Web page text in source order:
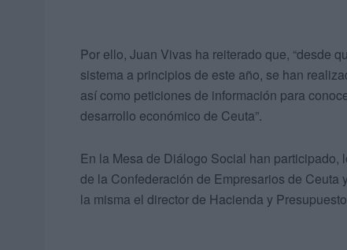
Por ello, Juan Vivas ha reiterado que, “desde
sistema a principios de este año, se han
así como peticiones de información para
desarrollo económico de Ceuta”.
En la Mesa de Diálogo Social han participado,
de la Confederación de Empresarios de Ceuta
la misma el director de Hacienda y